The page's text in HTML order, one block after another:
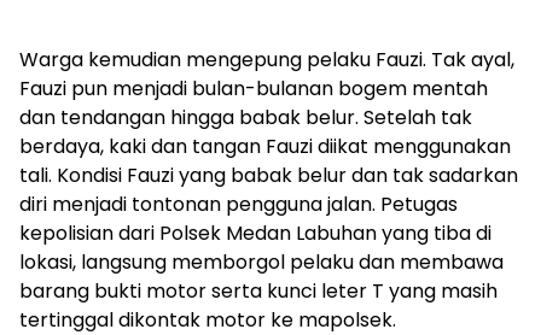
Warga kemudian mengepung pelaku Fauzi. Tak ayal,
Fauzi pun menjadi bulan-bulanan bogem mentah
dan tendangan hingga babak belur. Setelah tak
berdaya, kaki dan tangan Fauzi diikat menggunakan
tali. Kondisi Fauzi yang babak belur dan tak sadarkan
diri menjadi tontonan pengguna jalan. Petugas
kepolisian dari Polsek Medan Labuhan yang tiba di
lokasi, langsung memborgol pelaku dan membawa
barang bukti motor serta kunci leter T yang masih
tertinggal dikontak motor ke mapolsek.